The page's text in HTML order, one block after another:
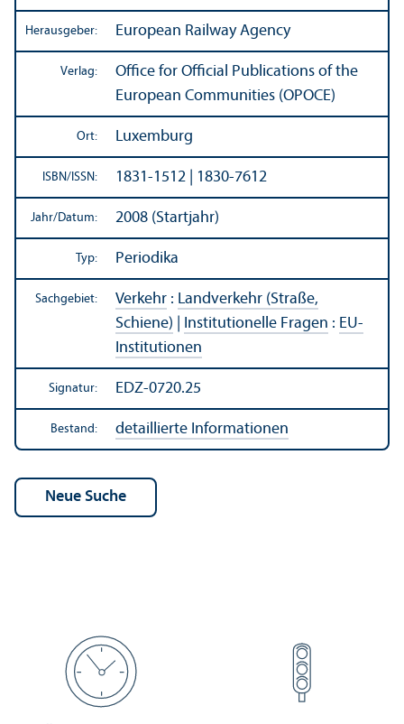
Herausgeber: European Railway Agency
Verlag:
Office for Official Publications of the
European Communities (OPOCE)
Ort: Luxemburg
ISBN/ ISSN: 1831-1512 | 1830-7612
Jahr/Datum: 2008 (Startjahr)
Typ: Periodika
Sachgebiet: Verkehr : Landverkehr (Straße,
Schiene)
Institutionelle Fragen : EU-
Institutionen
Signatur: EDZ-0720.25
Bestand: detaillierte Informationen